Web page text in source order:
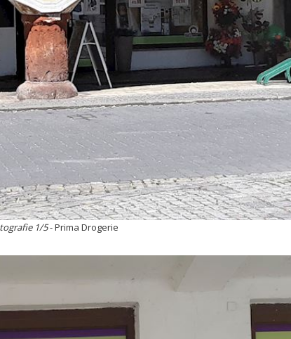
1/5- Prima Drogerie